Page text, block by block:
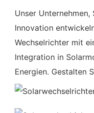
Unser
Innovation
Wechselrichter mit
Integration in
Energien. Gestalten